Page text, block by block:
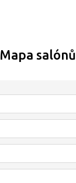
Mapa salónů